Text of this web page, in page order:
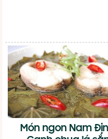
Món ngon Nam